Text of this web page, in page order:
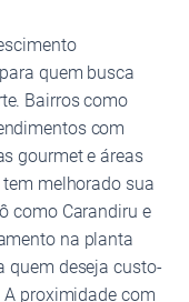
quem busca
Bairros como
com
gourmet e áreas
melhorado sua
como Carandiru e
na planta
quem deseja custo-
proximidade com